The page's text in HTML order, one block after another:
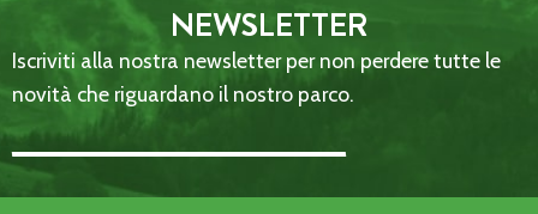
NEWSLETTER
Iscriviti alla nostra newsletter per non perdere tutte le
novità che riguardano il nostro parco.
Email Address::: (required)